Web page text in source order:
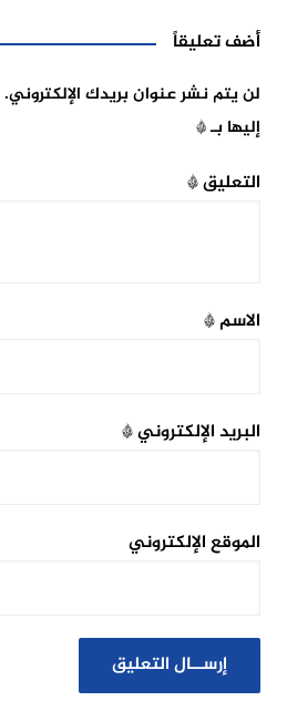
أضف تعليقاً
لن يتم نشر عنوان بريدك الإلكتروني.
إليها بـ*
التعليق*
الاسم*
البريد الإلكتروني*
الموقع الإلكتروني